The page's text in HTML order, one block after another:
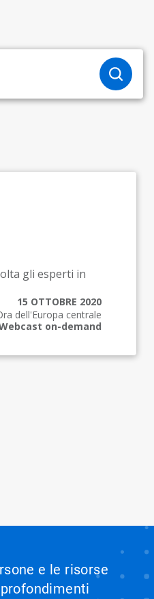
gli esperti in
15 OTTOBRE 2020
dell'Europa centrale
on-demand
e le risorse